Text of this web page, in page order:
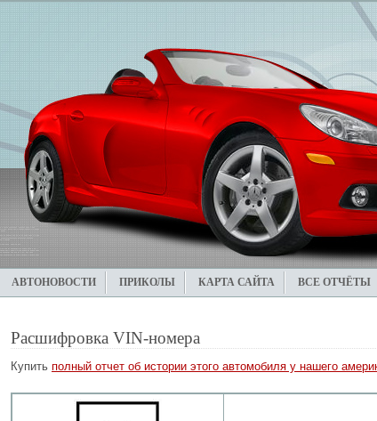
АВТОНОВОСТИ ПРИКОЛЫ КАРТА САЙТА ВСЕ ОТЧЁТЫ
Расшифровка VIN-номера
Купить полный отчет об истории этого автомобиля у нашего